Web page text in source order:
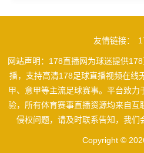
友情链接：
网站声明：178直播网为球迷提供
播，支持高清178足球直播视频在线
甲、意甲等主流足球赛事。平台致
验，所有体育赛事直播资源均来自互
侵权问题，请及时联系告知，我们
Copyright ©